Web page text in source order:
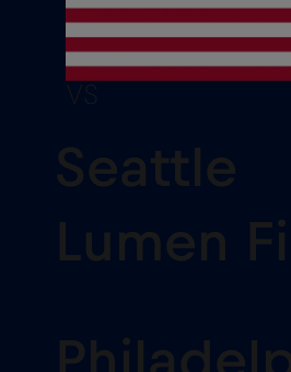
VS
Seattle
Lumen